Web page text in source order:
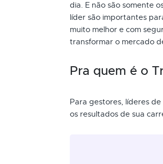
dia. E não são somente
líder são importantes
muito melhor e com
transformar o mercado
Pra quem é o
Para gestores, líderes
os resultados de sua